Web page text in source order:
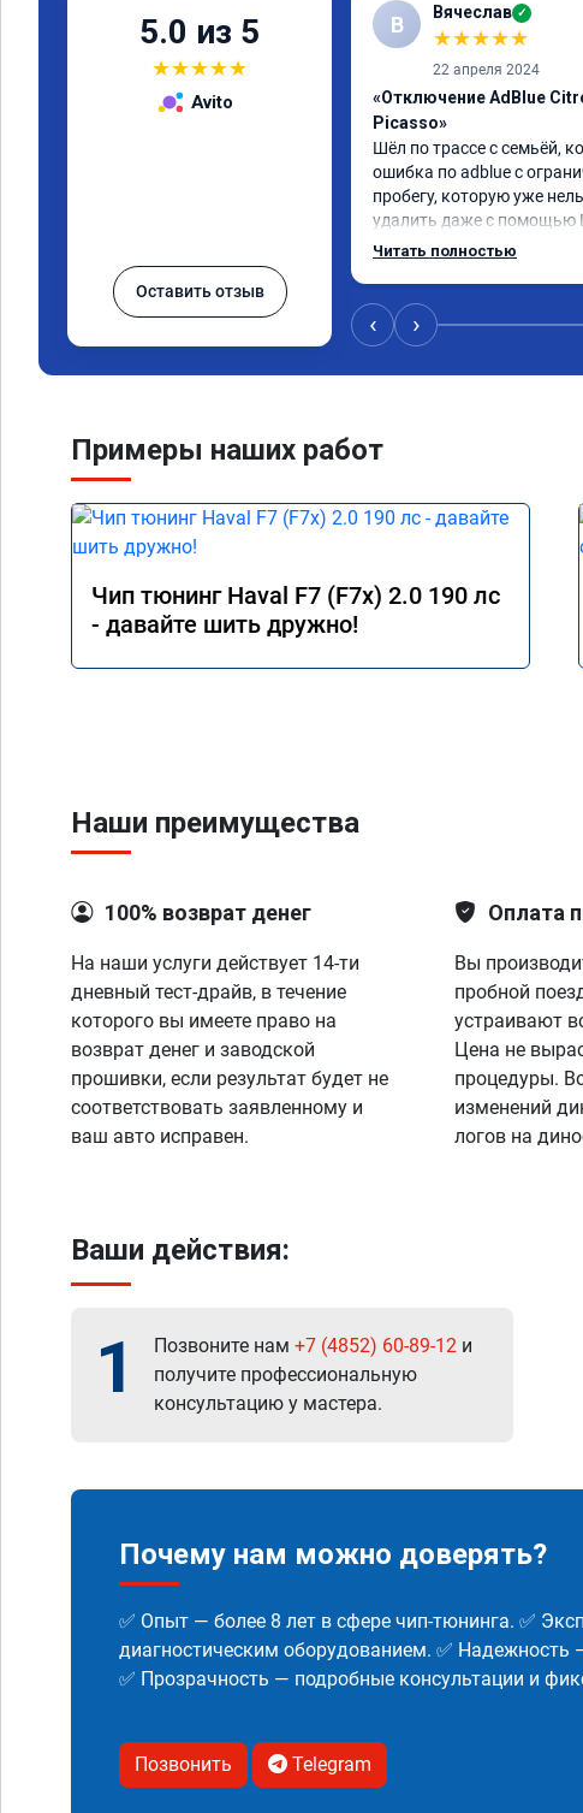
5.0 из 5
★★★★★
Avito
Оставить отзыв
В Вячеслав ✓
★★★★★
22 апреля 2024
«Отключение AdBlue
Picasso»
Шёл по трассе с семьёй,
ошибка по adblue с
пробегу, которую уже
удалить даже с помощью
пошли навстречу,
Читать полностью
‹ ›
Примеры наших работ
Чип тюнинг Haval F7 (F7x) 2.0 190 лс
- давайте шить дружно!
Наши преимущества
100% возврат денег
На наши услуги действует 14-ти
дневный тест-драйв, в течение
которого вы имеете право на
возврат денег и заводской
прошивки, если результат будет не
соответствовать заявленному и
ваш авто исправен.
Оплата
Вы
пробной
устраивают
Цена не
процедуры.
изменений
логов на
Ваши действия:
1 Позвоните нам +7 (4852) 60-89-12 и
получите профессиональную
консультацию у мастера.
Почему нам можно доверять?
✅ Опыт — более 8 лет в сфере чип-тюнинга. ✅
диагностическим оборудованием. ✅ Надежность
✅ Прозрачность — подробные консультации и
Позвонить Telegram